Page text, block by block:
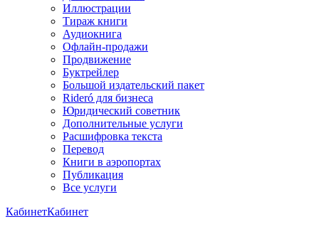
Иллюстрации
Тираж книги
Аудиокнига
Офлайн-продажи
Продвижение
Буктрейлер
Большой издательский пакет
Rideró для бизнеса
Юридический советник
Дополнительные услуги
Расшифровка текста
Перевод
Книги в аэропортах
Публикация
Все услуги
КабинетКабинет